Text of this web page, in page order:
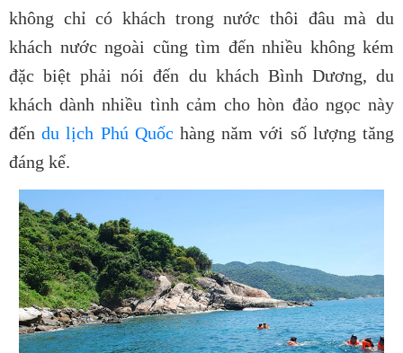
không chỉ có khách trong nước thôi đâu mà du
khách nước ngoài cũng tìm đến nhiều không kém
đặc biệt phải nói đến du khách Bình Dương, du
khách dành nhiều tình cảm cho hòn đảo ngọc này
đếndu lịch Phú Quốc hàng năm với số lượng tăng
đáng kể.